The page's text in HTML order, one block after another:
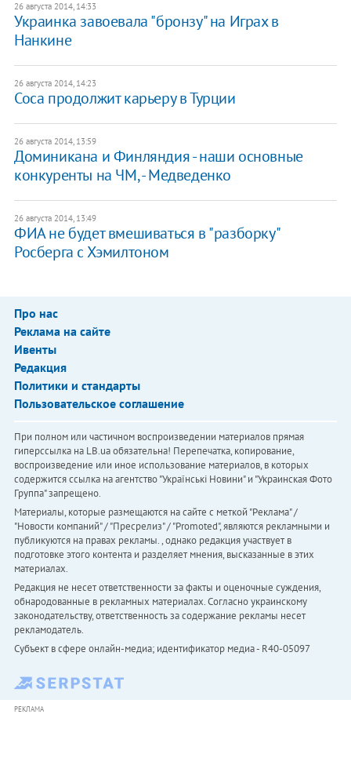
26 августа 2014, 14:33
Украинка завоевала "бронзу" на Играх в
Нанкине
26 августа 2014, 14:23
Соса продолжит карьеру в Турции
26 августа 2014, 13:59
Доминикана и Финляндия - наши основные
конкуренты на ЧМ, - Медведенко
26 августа 2014, 13:49
ФИА не будет вмешиваться в "разборку"
Росберга с Хэмилтоном
Про нас
Реклама на сайте
Ивенты
Редакция
Политики и стандарты
Пользовательское соглашение
При полном или частичном воспроизведении материалов прямая
гиперссылка на LB.ua обязательна! Перепечатка, копирование,
воспроизведение или иное использование материалов, в которых
содержится ссылка на агентство "Українськi Новини" и "Украинская Фото
Группа" запрещено.
Материалы, которые размещаются на сайте с меткой "Реклама" /
"Новости компаний" / "Пресрелиз" / "Promoted", являются рекламными и
публикуются на правах рекламы. , однако редакция участвует в
подготовке этого контента и разделяет мнения, высказанные в этих
материалах.
Редакция не несет ответственности за факты и оценочные суждения,
обнародованные в рекламных материалах. Согласно украинскому
законодательству, ответственность за содержание рекламы несет
рекламодатель.
Субъект в сфере онлайн-медиа; идентификатор медиа - R40-05097
РЕКЛАМА